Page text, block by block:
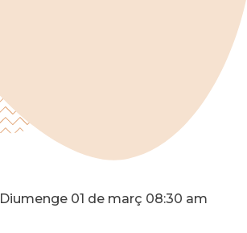
Diumenge 01 de març 08:30 am